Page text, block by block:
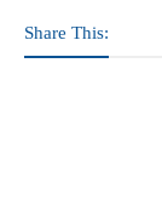
Share This: